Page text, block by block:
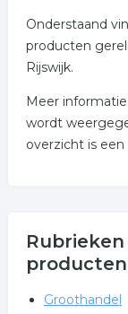
Onderstaand
producten
Rijswijk.
Meer
wordt
overzicht is
Groothandel